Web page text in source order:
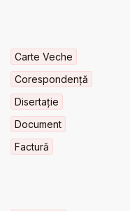
Carte Veche
Corespondență
Disertație
Document
Factură